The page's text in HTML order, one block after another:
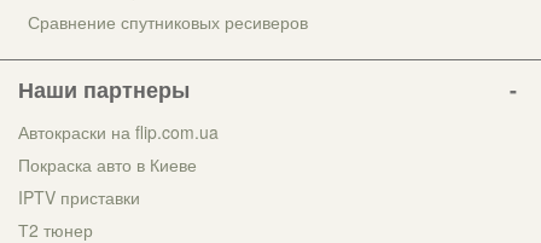
Сравнение спутниковых ресиверов
Наши партнеры
Автокраски на flip.com.ua
Покраска авто в Киеве
IPTV приставки
Т2 тюнер